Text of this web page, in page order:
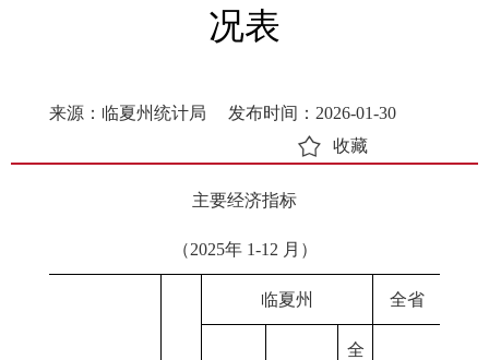
况表
来源：临夏州统计局
发布时间：2026-01-30
收藏
主要经济指标
（2025年 1-12 月）
临夏州 全省
全